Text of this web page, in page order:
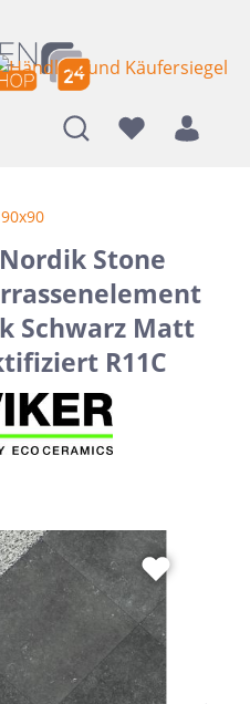
90x90
Stone
Schwarz Matt
R11C